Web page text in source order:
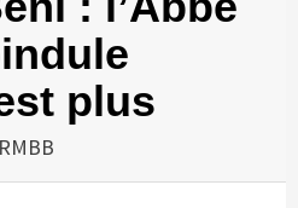
plus